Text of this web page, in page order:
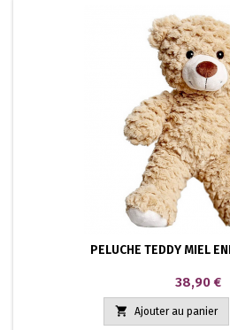
PELUCHE TEDDY MIEL
Prix
38,90 €
 Ajouter au panier